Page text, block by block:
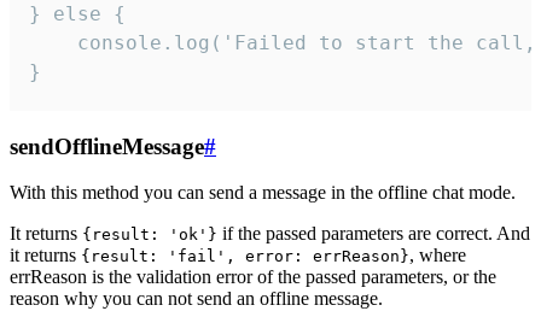
} else {
console.log('Failed to start the
}
sendOfflineMessage#
With this method you can send a message in the offline chat mode.
It returns {result: 'ok'} if the passed parameters are correct. And
it returns {result: 'fail', error: errReason}, where
errReason is the validation error of the passed parameters, or the
reason why you can not send an offline message.